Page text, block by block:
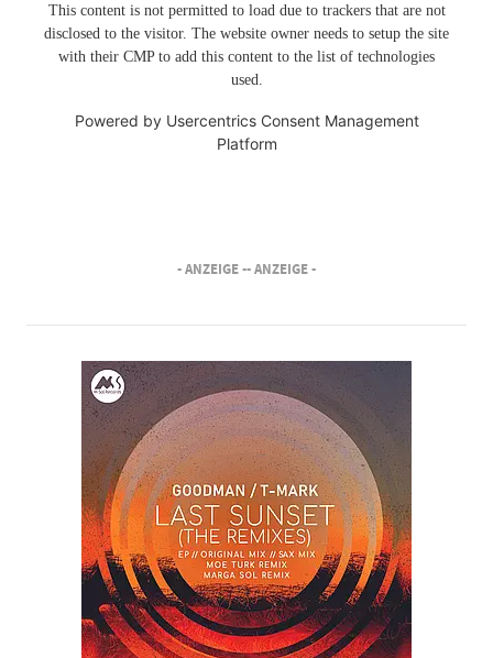
This content is not permitted to load due to trackers that are not
disclosed to the visitor. The website owner needs to setup the site
with their CMP to add this content to the list of technologies
used.
Powered by Usercentrics Consent Management
Platform
- ANZEIGE -- ANZEIGE -